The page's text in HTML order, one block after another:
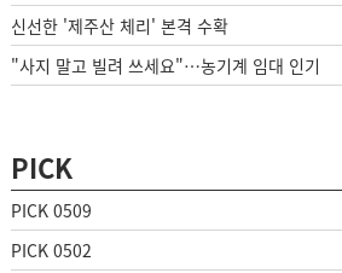
신선한 '제주산 체리' 본격 수확
"사지 말고 빌려 쓰세요"…농기계 임대 인기
PICK
PICK 0509
PICK 0502